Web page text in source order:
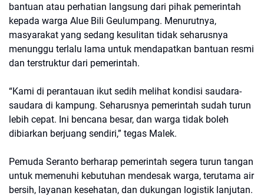
bantuan atau perhatian langsung dari pihak pemerintah
kepada warga Alue Bili Geulumpang. Menurutnya,
masyarakat yang sedang kesulitan tidak seharusnya
menunggu terlalu lama untuk mendapatkan bantuan resmi
dan terstruktur dari pemerintah.
“Kami di perantauan ikut sedih melihat kondisi saudara-
saudara di kampung. Seharusnya pemerintah sudah turun
lebih cepat. Ini bencana besar, dan warga tidak boleh
dibiarkan berjuang sendiri,” tegas Malek.
Pemuda Seranto berharap pemerintah segera turun tangan
untuk memenuhi kebutuhan mendesak warga, terutama air
bersih, layanan kesehatan, dan dukungan logistik lanjutan.